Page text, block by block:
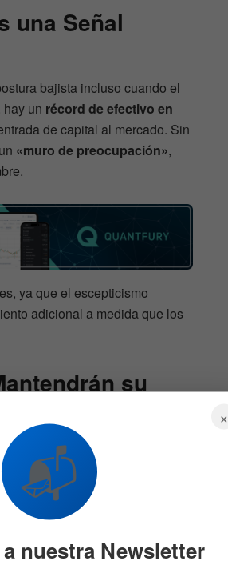
una Señal
bajista incluso cuando el
un récord de efectivo en
de capital al mercado. Sin
«muro de preocupación»,
ya que el escepticismo
adicional a medida que los
su
de crecimiento
los inversionistas buscan
crecimiento sólido de
×
📬
nuestra Newsletter